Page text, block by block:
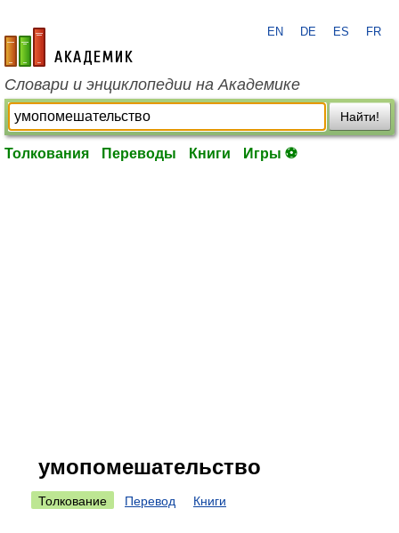
academic.ru
EN DE ES FR
Словари и энциклопедии на Академике
Найти!
Толкования Переводы Книги Игры ⚽
умопомешательство
Толкование Перевод Книги